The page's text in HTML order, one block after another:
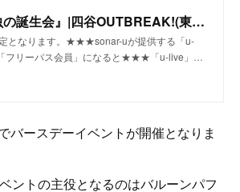
『笑顔と泣き虫の誕生会』|四谷OUTBREAK!(東京)|sonar-u
となります。★★★sonar-uが提供する「u-
フリーパス会員」になると★★★「u-live」…
バースデーイベントが開催となりま
ントの主役となるのはバルーンパフ